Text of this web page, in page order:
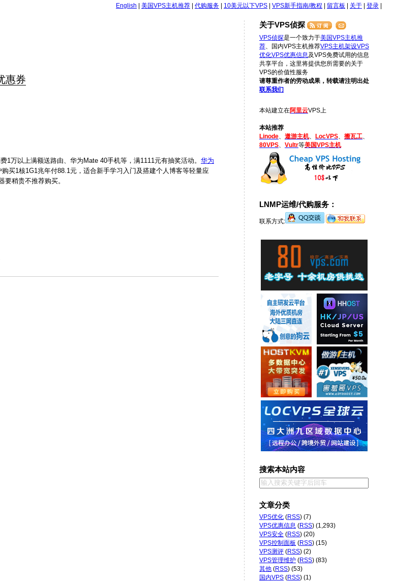
English 美国VPS主机推荐 代购服务 10美元以下VPS VPS新手指南/教程 留言板 关于 登录
惠券
万以上满额送路由、华为Mate 40手机等，满1111元有抽奖活动。 华为
买1核1G1兆年付88.1元，适合新手学习入门及搭建个人博客等轻量应
稍贵不推荐购买。
关于VPS侦探
VPS侦探是一个致力于美国VPS主机推
荐 、国内VPS主机推荐VPS主机架设VPS
优化VPS优惠信息 及VPS免费试用的信息
共享平台，这里将提供您所需要的关于
VPS的价值性服务
请尊重作者的劳动成果，转载请注明出处
联系我们
本站建立在阿里云VPS上
本站推荐
Linode
遨游主机、 LocVPS 搬瓦工
80VPS
Vultr等美国VPS主机
LNMP运维/代购服务：
联系方式:
搜索本站内容
文章分类
VPS优化 (RSS) (7)
VPS优惠信息 (RSS) (1,293)
VPS安全 (RSS) (20)
VPS控制面板 (RSS) (15)
VPS测评 (RSS) (2)
VPS管理维护 (RSS) (83)
其他 (RSS) (53)
国内VPS (RSS) (1)